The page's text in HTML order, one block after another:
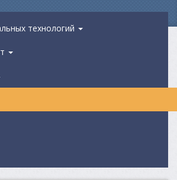
технологий